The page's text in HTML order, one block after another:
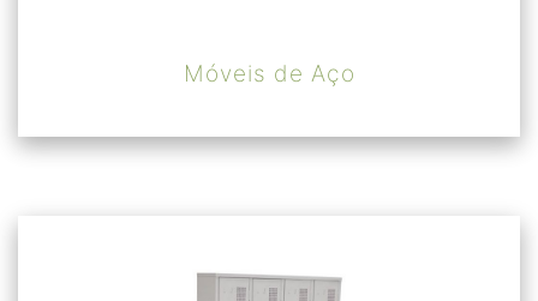
Móveis de Aço